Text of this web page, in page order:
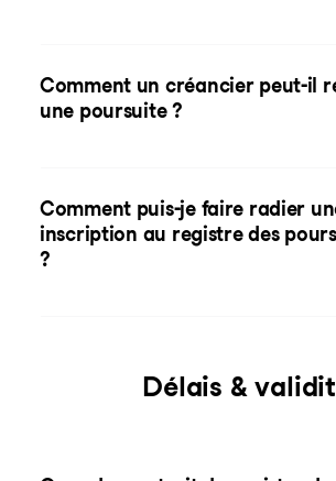
Comment un créancier peut-il
une poursuite ?
Comment puis-je faire radier
inscription au registre des
?
Délais &